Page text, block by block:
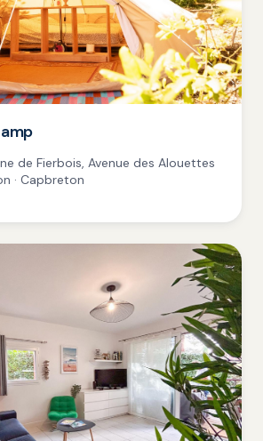
de Fierbois, Avenue des Alouettes
· Capbreton